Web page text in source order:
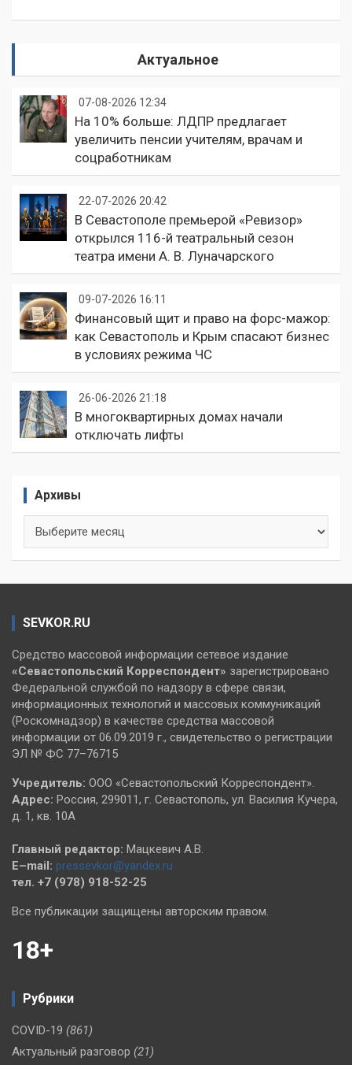
Актуальное
07-08-2026 12:34
На 10% больше: ЛДПР предлагает
увеличить пенсии учителям, врачам и
соцработникам
22-07-2026 20:42
В Севастополе премьерой «Ревизор»
открылся 116-й театральный сезон
театра имени А. В. Луначарского
09-07-2026 16:11
Финансовый щит и право на форс-мажор:
как Севастополь и Крым спасают бизнес
в условиях режима ЧС
26-06-2026 21:18
В многоквартирных домах начали
отключать лифты
Архивы
SEVKOR.RU
Средство массовой информации сетевое издание
«Севастопольский Корреспондент» зарегистрировано
Федеральной службой по надзору в сфере связи,
информационных технологий и массовых коммуникаций
(Роскомнадзор) в качестве средства массовой
информации от 06.09.2019 г., свидетельство о регистрации
ЭЛ № ФС 77–76715
Учредитель: ООО «Севастопольский Корреспондент».
Адрес: Россия, 299011, г. Севастополь, ул. Василия Кучера,
д. 1, кв. 10А
Главный редактор: Мацкевич А.В.
E–mail: pressevkor@yandex.ru
тел. +7 (978) 918-52-25
Все публикации защищены авторским правом.
18+
Рубрики
COVID-19 (861)
Актуальный разговор (21)